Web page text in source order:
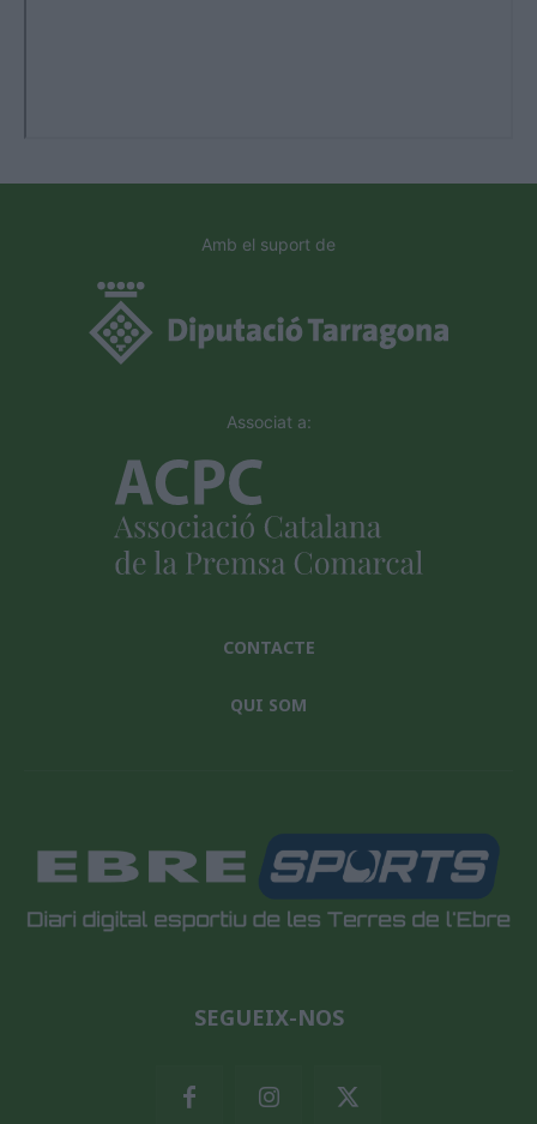
Amb el suport de
Associat a:
CONTACTE
QUI SOM
SEGUEIX-NOS